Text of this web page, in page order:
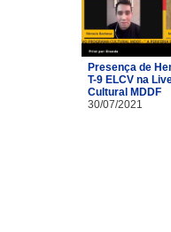
Presença de
T-9 ELCV na
Cultural MDDF
30/07/2021